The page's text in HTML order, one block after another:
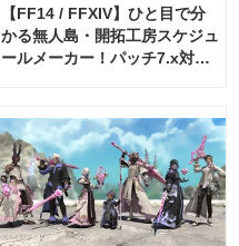
【FF14 / FFXIV】ひと目で分
かる無人島・開拓工房スケジュ
ールメーカー！パッチ7.x対応